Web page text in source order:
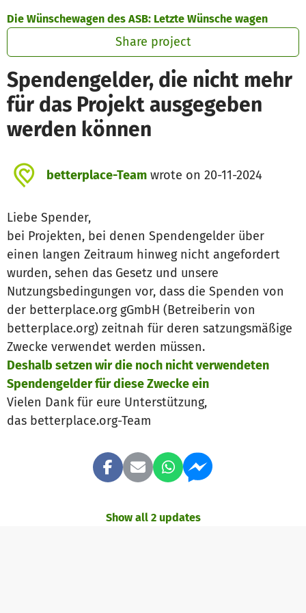
Die Wünschewagen des ASB: Letzte Wünsche wagen
Share project
Spendengelder, die nicht mehr
für das Projekt ausgegeben
werden können
betterplace-Team wrote on 20-11-2024
Liebe Spender,
bei Projekten, bei denen Spendengelder über
einen langen Zeitraum hinweg nicht angefordert
wurden, sehen das Gesetz und unsere
Nutzungsbedingungen vor, dass die Spenden von
der betterplace.org gGmbH (Betreiberin von
betterplace.org) zeitnah für deren satzungsmäßige
Zwecke verwendet werden müssen.
Deshalb setzen wir die noch nicht verwendeten
Spendengelder für diese Zwecke ein
Vielen Dank für eure Unterstützung,
das betterplace.org-Team
Show all 2 updates